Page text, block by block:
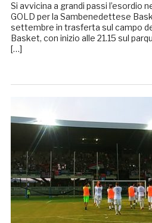
Si avvicina a grandi passi l’esordio
GOLD per la Sambenedettese
settembre in trasferta sul campo
Basket, con inizio alle 21.15 sul
[…]